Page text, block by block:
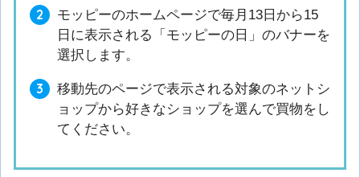
モッピーのホームページで毎月13日から15
日に表示される「モッピーの日」のバナーを
選択します。
移動先のページで表示される対象のネットシ
ョップから好きなショップを選んで買物をし
てください。